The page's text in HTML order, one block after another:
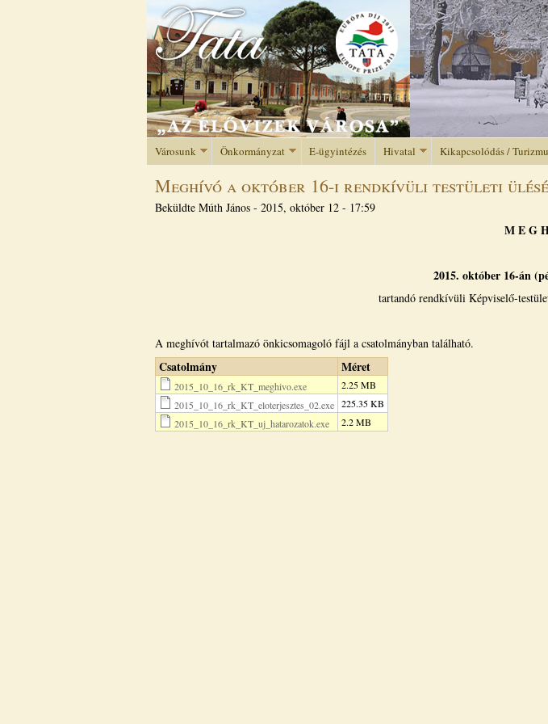
Jump to
Városunk Önkormányzat E-ügyintézés Hivatal Kikapcsolódás /
Meghívó a október 16-i rendkívüli testületi
Beküldte Múth János - 2015, október 12 - 17:59
M E G
2015. október 16-án
tartandó rendkívüli Képviselő-
A meghívót tartalmazó önkicsomagoló fájl a csatolmányban található.
Csatolmány Méret
2015_10_16_rk_KT_meghivo.exe
2.25 MB
2015_10_16_rk_KT_eloterjesztes_02.exe 225.35 KB
2015_10_16_rk_KT_uj_hatarozatok.exe
2.2 MB